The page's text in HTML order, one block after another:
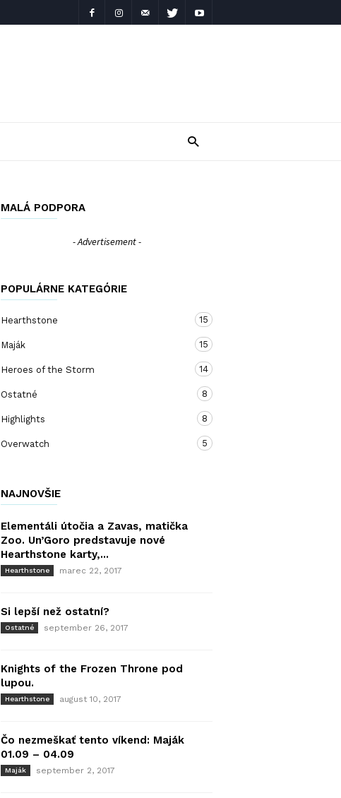
MALÁ PODPORA
- Advertisement -
POPULÁRNE KATEGÓRIE
Hearthstone 15
Maják 15
Heroes of the Storm 14
Ostatné 8
Highlights 8
Overwatch 5
NAJNOVŠIE
Elementáli útočia a Zavas, matička
Zoo. Un’Goro predstavuje nové
Hearthstone karty,...
Hearthstone marec 22, 2017
Si lepší než ostatní?
Ostatné september 26, 2017
Knights of the Frozen Throne pod
lupou.
Hearthstone august 10, 2017
Čo nezmeškať tento víkend: Maják
01.09 – 04.09
Maják september 2, 2017